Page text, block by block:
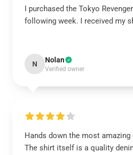
I purchased the Tokyo
following week. I received my
N Nolan
Verified owner
Hands down the most
The shirt itself is a quality